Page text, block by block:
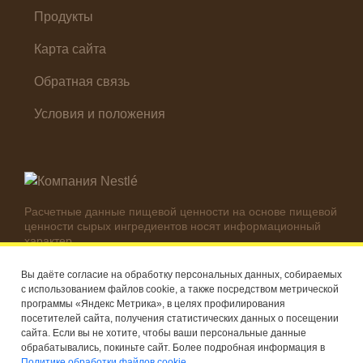
Продукты
Карта сайта
Обратная связь
Условия и положения
Расчетные данные пищевой ценности на основе пищевой
ценности сырых ингредиентов носят информационный
характер.
используемых ингредиентов.
© Компания Nestlé, 2026 г. Все права защищены
®Владелец товарных знаков: Société des Produits Nestlé S.A.
(Швейцария)
Вы даёте согласие на обработку персональных данных, собираемых
с использованием файлов cookie, а также посредством метрической
программы «Яндекс Метрика», в целях профилирования
посетителей сайта, получения статистических данных о посещении
сайта. Если вы не хотите, чтобы ваши персональные данные
обрабатывались, покиньте сайт. Более подробная информация в